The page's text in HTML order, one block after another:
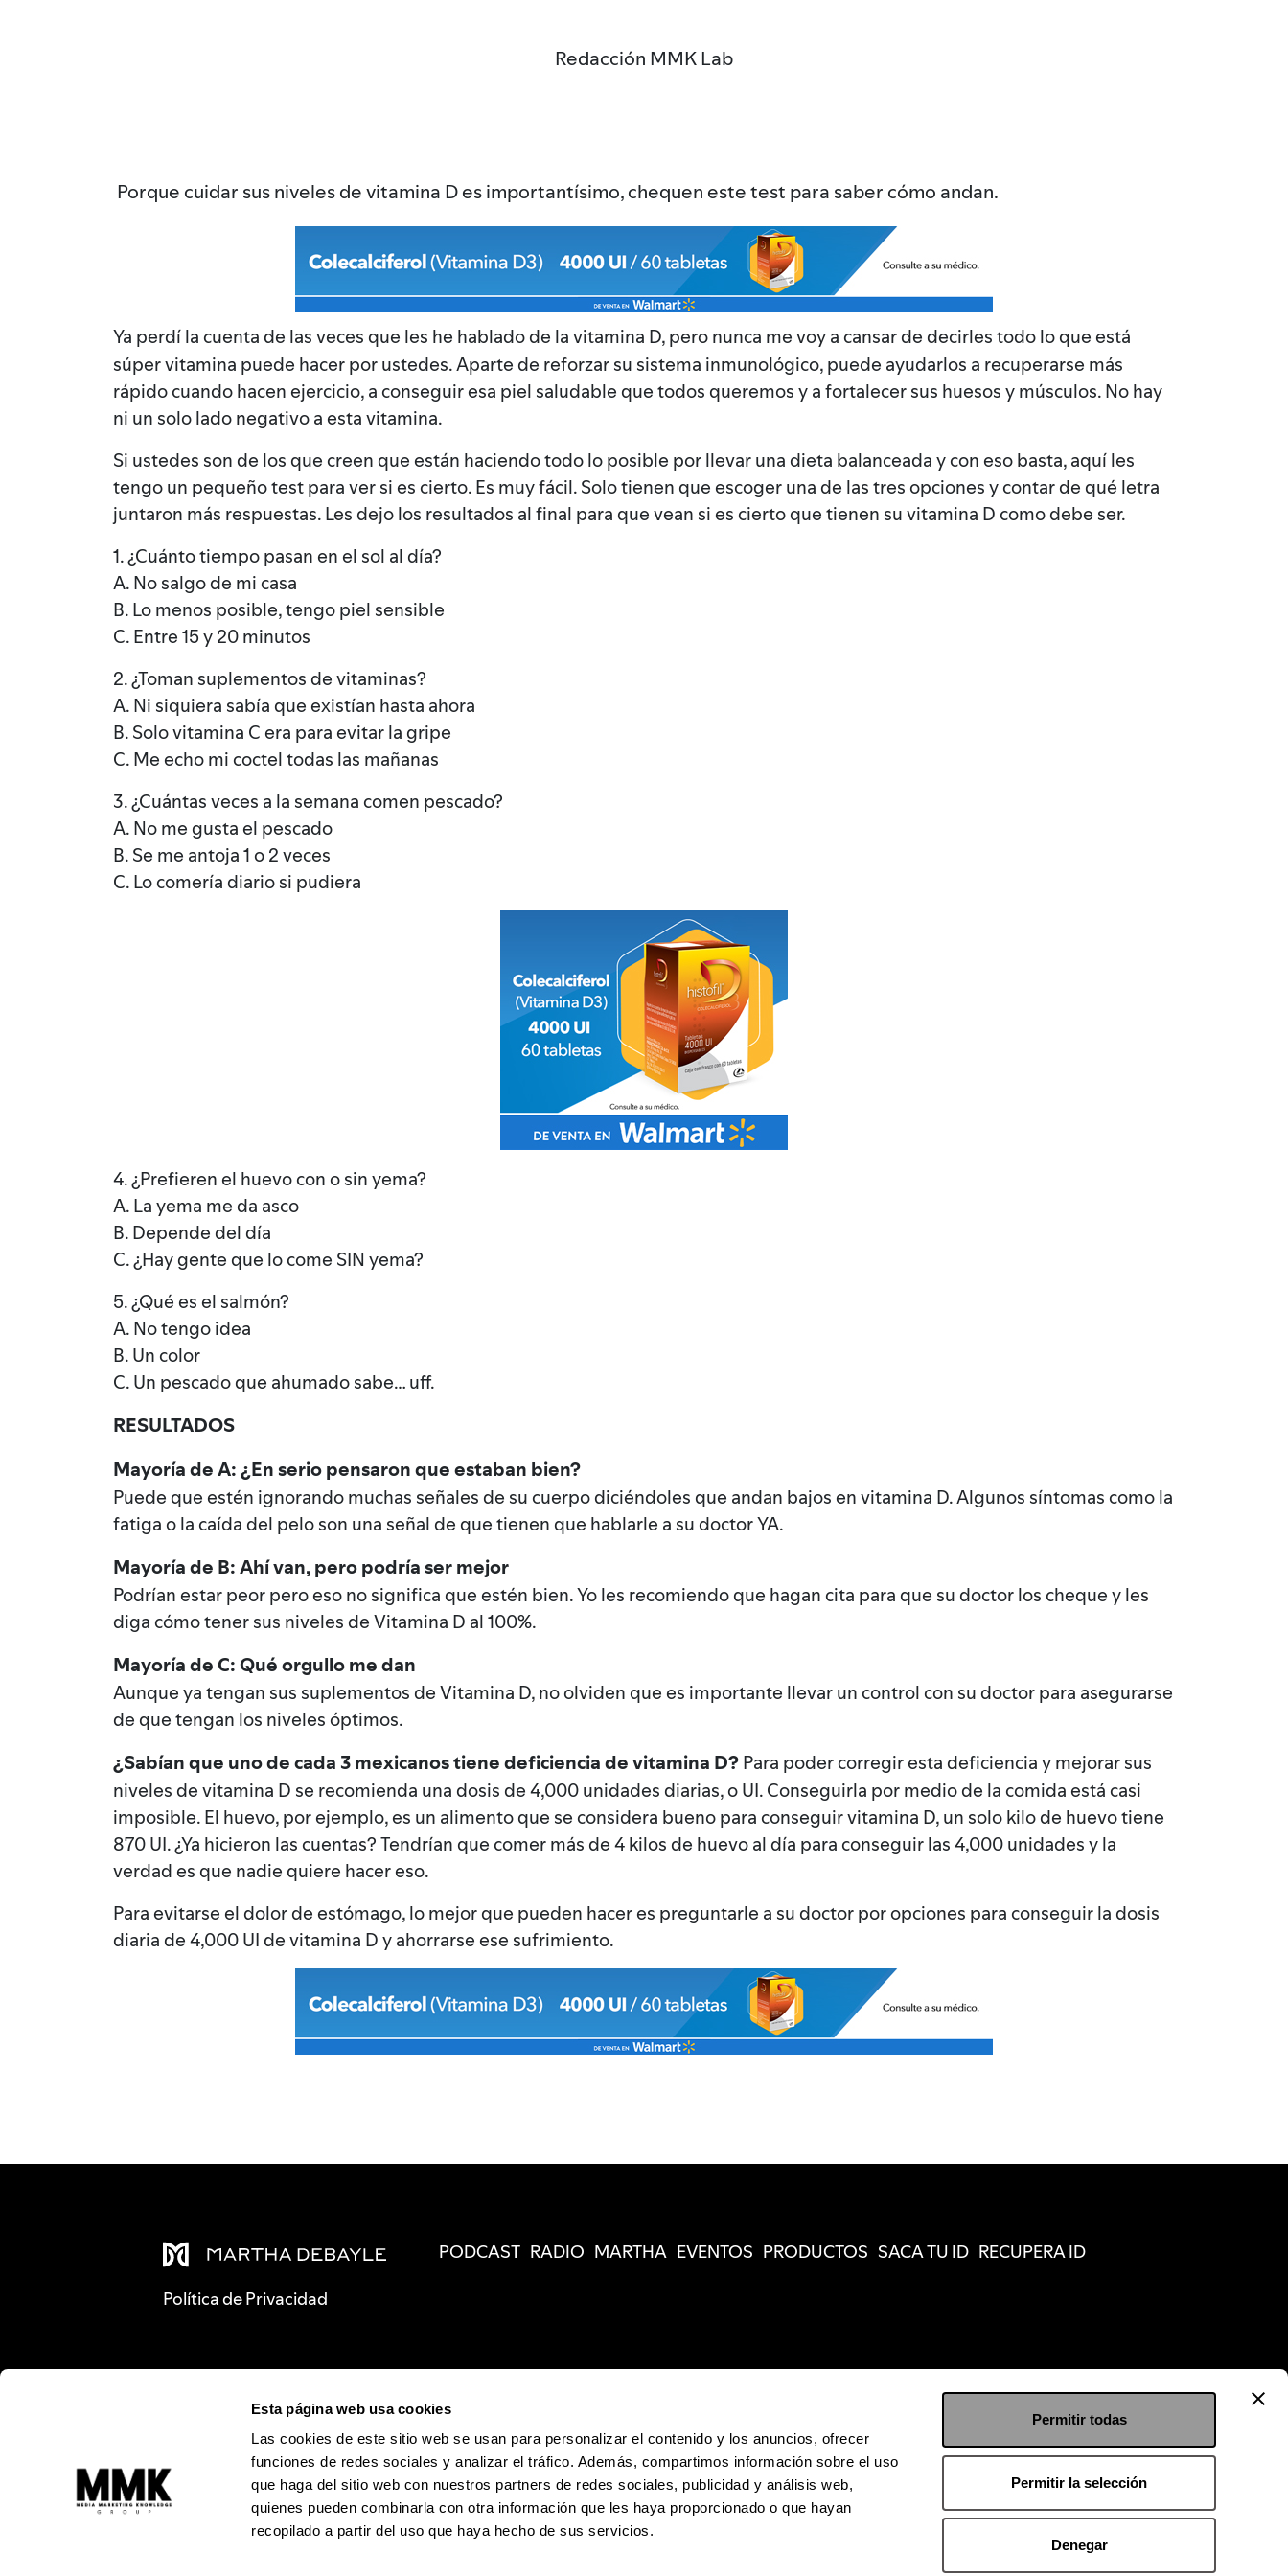
Esta página web usa cookies
Las cookies de este sitio web se usan para personalizar el contenido y los anuncios, ofrecer
funciones de redes sociales y analizar el tráfico. Además, compartimos información sobre el uso
que haga del sitio web con nuestros partners de redes sociales, publicidad y análisis web,
quienes pueden combinarla con otra información que les haya proporcionado o que hayan
recopilado a partir del uso que haya hecho de sus servicios.
Permitir todas
Permitir la selección
Denegar
Redacción MMK Lab
Porque cuidar sus niveles de vitamina D es importantísimo, chequen este test para saber cómo andan.
Ya perdí la cuenta de las veces que les he hablado de la vitamina D, pero nunca me voy a cansar de decirles todo lo que está
súper vitamina puede hacer por ustedes. Aparte de reforzar su sistema inmunológico, puede ayudarlos a recuperarse más
rápido cuando hacen ejercicio, a conseguir esa piel saludable que todos queremos y a fortalecer sus huesos y músculos. No hay
ni un solo lado negativo a esta vitamina.
Si ustedes son de los que creen que están haciendo todo lo posible por llevar una dieta balanceada y con eso basta, aquí les
tengo un pequeño test para ver si es cierto. Es muy fácil. Solo tienen que escoger una de las tres opciones y contar de qué letra
juntaron más respuestas. Les dejo los resultados al final para que vean si es cierto que tienen su vitamina D como debe ser.
1. ¿Cuánto tiempo pasan en el sol al día?
A. No salgo de mi casa
B. Lo menos posible, tengo piel sensible
C. Entre 15 y 20 minutos
2. ¿Toman suplementos de vitaminas?
A. Ni siquiera sabía que existían hasta ahora
B. Solo vitamina C era para evitar la gripe
C. Me echo mi coctel todas las mañanas
3. ¿Cuántas veces a la semana comen pescado?
A. No me gusta el pescado
B. Se me antoja 1 o 2 veces
C. Lo comería diario si pudiera
4. ¿Prefieren el huevo con o sin yema?
A. La yema me da asco
B. Depende del día
C. ¿Hay gente que lo come SIN yema?
5. ¿Qué es el salmón?
A. No tengo idea
B. Un color
C. Un pescado que ahumado sabe… uff.
RESULTADOS
Mayoría de A: ¿En serio pensaron que estaban bien?
Puede que estén ignorando muchas señales de su cuerpo diciéndoles que andan bajos en vitamina D. Algunos síntomas como la
fatiga o la caída del pelo son una señal de que tienen que hablarle a su doctor YA.
Mayoría de B: Ahí van, pero podría ser mejor
Podrían estar peor pero eso no significa que estén bien. Yo les recomiendo que hagan cita para que su doctor los cheque y les
diga cómo tener sus niveles de Vitamina D al 100%.
Mayoría de C: Qué orgullo me dan
Aunque ya tengan sus suplementos de Vitamina D, no olviden que es importante llevar un control con su doctor para asegurarse
de que tengan los niveles óptimos.
¿Sabían que uno de cada 3 mexicanos tiene deficiencia de vitamina D?Para poder corregir esta deficiencia y mejorar sus
niveles de vitamina D se recomienda una dosis de 4,000 unidades diarias, o UI. Conseguirla por medio de la comida está casi
imposible. El huevo, por ejemplo, es un alimento que se considera bueno para conseguir vitamina D, un solo kilo de huevo tiene
870 UI. ¿Ya hicieron las cuentas? Tendrían que comer más de 4 kilos de huevo al día para conseguir las 4,000 unidades y la
verdad es que nadie quiere hacer eso.
Para evitarse el dolor de estómago, lo mejor que pueden hacer es preguntarle a su doctor por opciones para conseguir la dosis
diaria de 4,000 UI de vitamina D y ahorrarse ese sufrimiento.
Política de Privacidad
PODCAST RADIO MARTHA EVENTOS PRODUCTOS SACA TU ID RECUPERA ID